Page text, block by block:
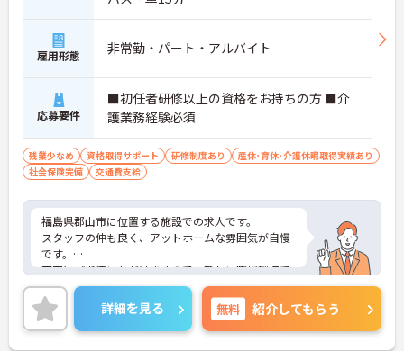
雇用形態 非常勤・パート・アルバイト
応募要件
■初任者研修以上の資格をお持ちの方 ■介
護業務経験必須
残業少なめ 資格取得サポート 研修制度あり
産休･育休･介護休暇取得実績あり
社会保険完備
交通費支給
福島県郡山市に位置する施設での求人です。
スタッフの仲も良く、アットホームな雰囲気が自慢
です。
丁寧にご指導いただけますので、新しい職場環境で
も安心してご就業していただけます。
ご興味ある方には、面接対策ポイントなど、詳細を
お話しいたしますのでお気軽にご相談ください。
詳細を見る 無料 紹介してもらう